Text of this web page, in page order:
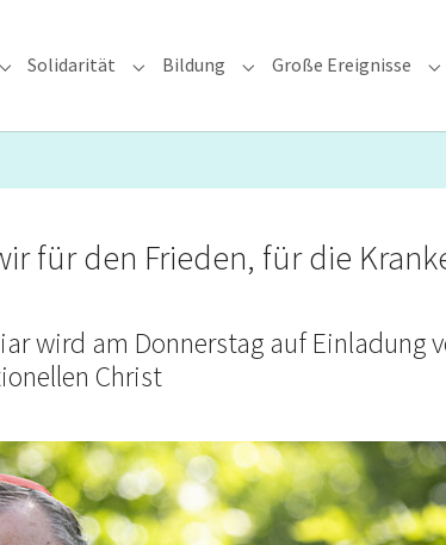
Submenu for "Glauben & Pastoral"
Solidarität Submenu for "Solidarität"
Bildung Submenu for "Bildung"
Große Ereignisse
für den Frieden, für die
wird am Donnerstag auf Einladung
Christ